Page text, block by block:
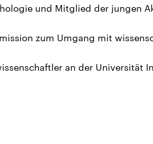
und Mitglied der jungen
zum Umgang mit
an der Universität